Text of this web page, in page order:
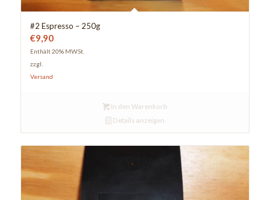
#2 Espresso – 250g
€9,90
Enthält 20% MWSt.
zzgl.
Versand
In den Warenkorb
Details anzeigen